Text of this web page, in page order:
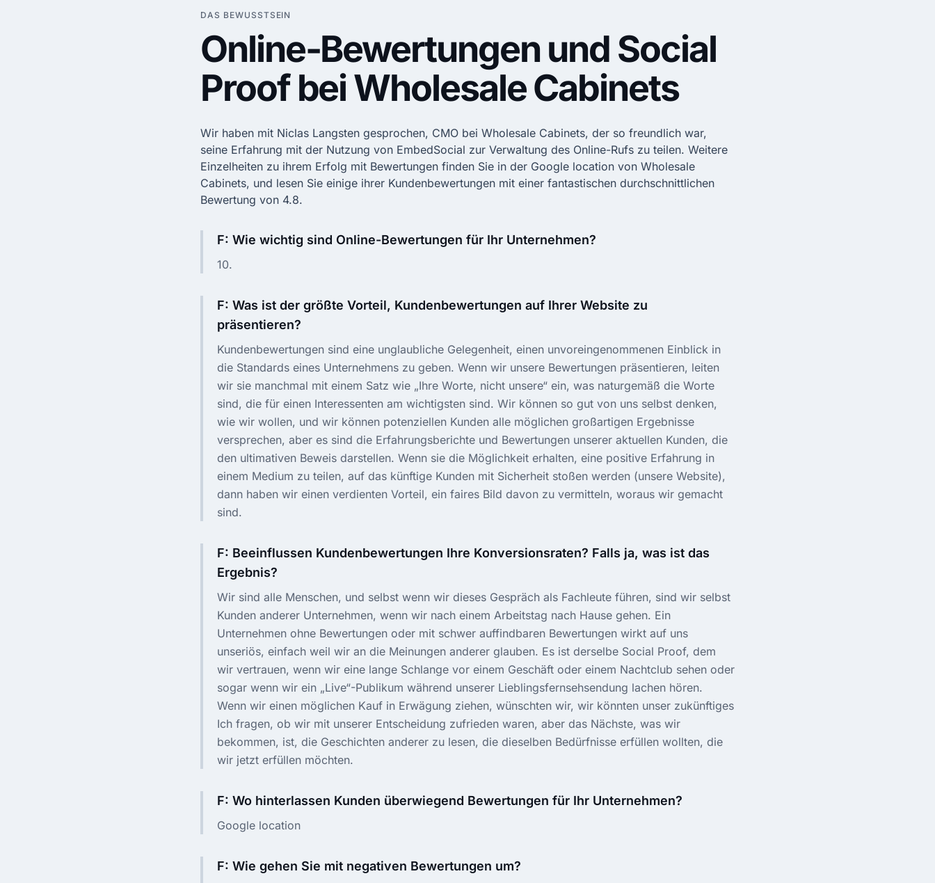
DAS BEWUSSTSEIN
Online-Bewertungen und Social
Proof bei Wholesale Cabinets
Wir haben mit Niclas Langsten gesprochen, CMO bei Wholesale Cabinets, der so freundlich war,
seine Erfahrung mit der Nutzung von EmbedSocial zur Verwaltung des Online-Rufs zu teilen. Weitere
Einzelheiten zu ihrem Erfolg mit Bewertungen finden Sie in der Google location von Wholesale
Cabinets, und lesen Sie einige ihrer Kundenbewertungen mit einer fantastischen durchschnittlichen
Bewertung von 4.8.
F: Wie wichtig sind Online-Bewertungen für Ihr Unternehmen?
10.
F: Was ist der größte Vorteil, Kundenbewertungen auf Ihrer Website zu
präsentieren?
Kundenbewertungen sind eine unglaubliche Gelegenheit, einen unvoreingenommenen Einblick in
die Standards eines Unternehmens zu geben. Wenn wir unsere Bewertungen präsentieren, leiten
wir sie manchmal mit einem Satz wie „Ihre Worte, nicht unsere“ ein, was naturgemäß die Worte
sind, die für einen Interessenten am wichtigsten sind. Wir können so gut von uns selbst denken,
wie wir wollen, und wir können potenziellen Kunden alle möglichen großartigen Ergebnisse
versprechen, aber es sind die Erfahrungsberichte und Bewertungen unserer aktuellen Kunden, die
den ultimativen Beweis darstellen. Wenn sie die Möglichkeit erhalten, eine positive Erfahrung in
einem Medium zu teilen, auf das künftige Kunden mit Sicherheit stoßen werden (unsere Website),
dann haben wir einen verdienten Vorteil, ein faires Bild davon zu vermitteln, woraus wir gemacht
sind.
F: Beeinflussen Kundenbewertungen Ihre Konversionsraten? Falls ja, was ist das
Ergebnis?
Wir sind alle Menschen, und selbst wenn wir dieses Gespräch als Fachleute führen, sind wir selbst
Kunden anderer Unternehmen, wenn wir nach einem Arbeitstag nach Hause gehen. Ein
Unternehmen ohne Bewertungen oder mit schwer auffindbaren Bewertungen wirkt auf uns
unseriös, einfach weil wir an die Meinungen anderer glauben. Es ist derselbe Social Proof, dem
wir vertrauen, wenn wir eine lange Schlange vor einem Geschäft oder einem Nachtclub sehen oder
sogar wenn wir ein „Live“-Publikum während unserer Lieblingsfernsehsendung lachen hören.
Wenn wir einen möglichen Kauf in Erwägung ziehen, wünschten wir, wir könnten unser zukünftiges
Ich fragen, ob wir mit unserer Entscheidung zufrieden waren, aber das Nächste, was wir
bekommen, ist, die Geschichten anderer zu lesen, die dieselben Bedürfnisse erfüllen wollten, die
wir jetzt erfüllen möchten.
F: Wo hinterlassen Kunden überwiegend Bewertungen für Ihr Unternehmen?
Google location
F: Wie gehen Sie mit negativen Bewertungen um?